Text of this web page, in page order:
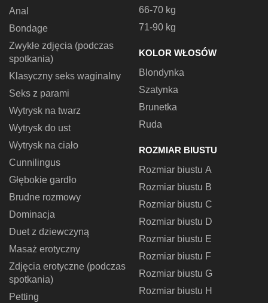
Anal
Bondage
Zwykłe zdjęcia (podczas
spotkania)
Klasyczny seks waginalny
Seks z parami
Wytrysk na twarz
Wytrysk do ust
Wytrysk na ciało
Cunnilingus
Głębokie gardło
Brudne rozmowy
Dominacja
Duet z dziewczyną
Masaż erotyczny
Zdjęcia erotyczne (podczas
spotkania)
Petting
66-70 kg
71-90 kg
KOLOR WŁOSÓW
Blondynka
Szatynka
Brunetka
Ruda
ROZMIAR BIUSTU
Rozmiar biustu A
Rozmiar biustu B
Rozmiar biustu C
Rozmiar biustu D
Rozmiar biustu E
Rozmiar biustu F
Rozmiar biustu G
Rozmiar biustu H